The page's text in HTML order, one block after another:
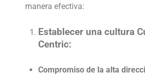
manera efectiva:
Establecer una cultura
Centric:
Compromiso de la alta